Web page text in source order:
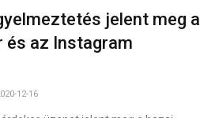
jelent meg a
és az Instagram
12-16